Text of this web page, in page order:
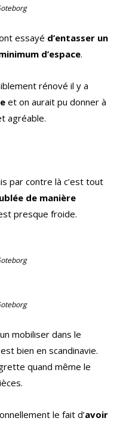
essayé d’entasser un
d’espace.
rénové il y a
et on aurait pu donner à
agréable.
par contre là c’est tout
de manière
presque froide.
mobiliser dans le
bien en scandinavie.
quand même le
le fait d’avoir